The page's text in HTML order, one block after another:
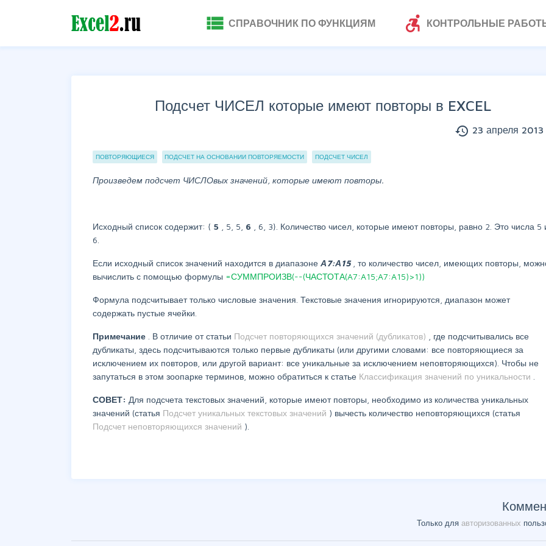
view_list СПРАВОЧНИК ПО ФУНКЦИЯМ accessible_forward КОНТРОЛЬНЫЕ
Подсчет ЧИСЕЛ которые имеют повторы в EXCEL
history 23 апреля 2013
Группы статей
ПОВТОРЯЮЩИЕСЯ ПОДСЧЕТ НА ОСНОВАНИИ ПОВТОРЯЕМОСТИ ПОДСЧЕТ ЧИСЕЛ
Произведем подсчет ЧИСЛОвых значений, которые имеют повторы.
Исходный список содержит: { 5 , 5, 5, 6
, 6, 3}. Количество чисел, которые имеют повторы, равно 2. Это числа 5
6.
Если исходный список значений находится в диапазоне А7:А15 , то количество чисел, имеющих повторы,
вычислить с помощью формулы =СУММПРОИЗВ(--(ЧАСТОТА(A7:A15;A7:A15)>1))
Формула подсчитывает только числовые значения. Текстовые значения игнорируются, диапазон может
содержать пустые ячейки.
Примечание . В отличие от статьи Подсчет повторяющихся значений (дубликатов)
, где подсчитывались все
дубликаты, здесь подсчитываются только первые дубликаты (или другими словами: все повторяющиеся за
исключением их повторов, или другой вариант: все уникальные за исключением неповторяющихся). Чтобы не
запутаться в этом зоопарке терминов, можно обратиться к статье Классификация значений по уникальности
СОВЕТ: Для подсчета текстовых значений, которые имеют повторы, необходимо из количества уникальных
значений (статья Подсчет уникальных текстовых значений ) вычесть количество неповторяющихся (статья
Подсчет неповторяющихся значений ).
Только для авторизованных